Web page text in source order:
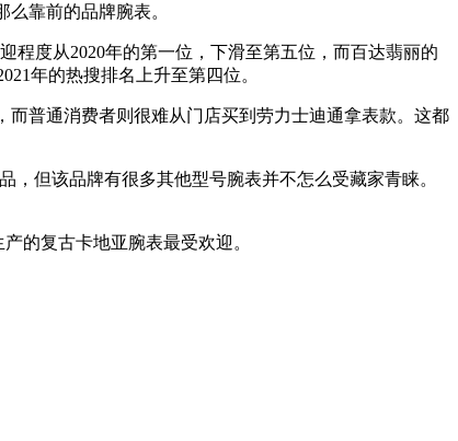
靠前的品牌腕表。
度从2020年的第一位，下滑至第五位，而百达翡丽的
年的热搜排名上升至第四位。
普通消费者则很难从门店买到劳力士迪通拿表款。这都
但该品牌有很多其他型号腕表并不怎么受藏家青睐。
的复古卡地亚腕表最受欢迎。